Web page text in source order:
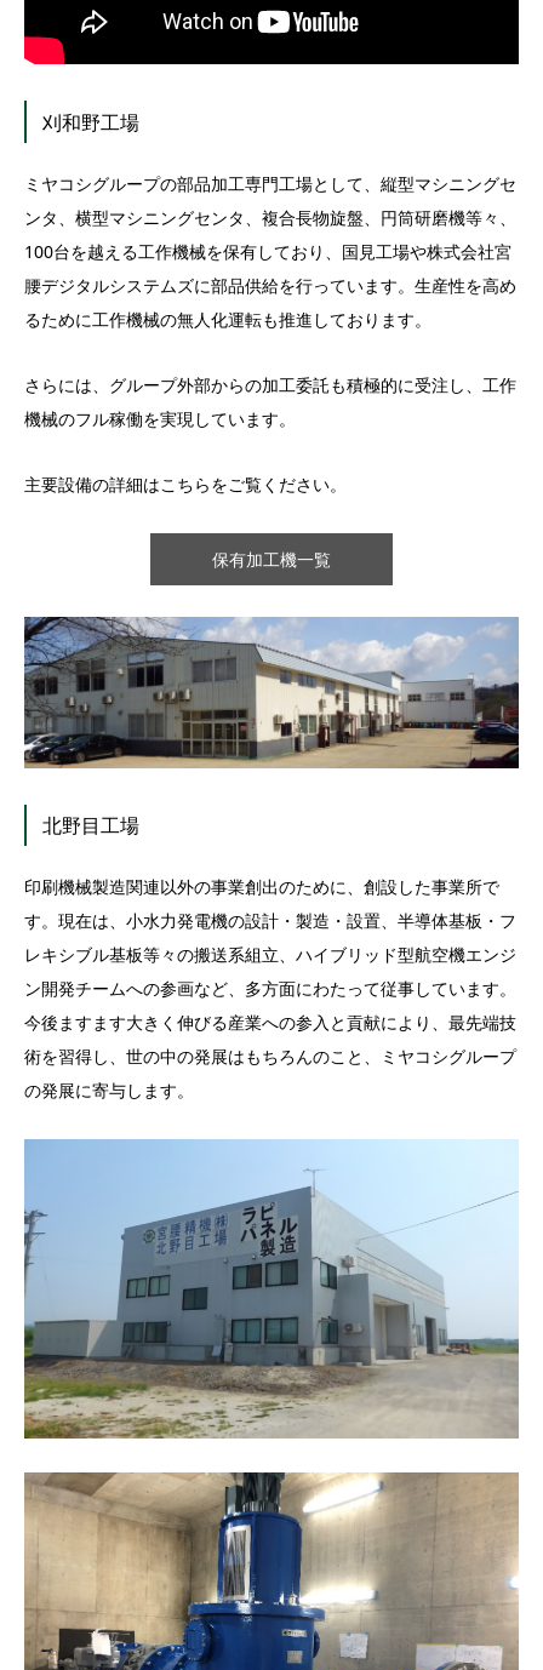
刈和野工場
ミヤコシグループの部品加工専門工場として、縦型マシニングセ
ンタ、横型マシニングセンタ、複合長物旋盤、円筒研磨機等々、
100台を越える工作機械を保有しており、国見工場や株式会社宮
腰デジタルシステムズに部品供給を行っています。生産性を高め
るために工作機械の無人化運転も推進しております。
さらには、グループ外部からの加工委託も積極的に受注し、工作
機械のフル稼働を実現しています。
主要設備の詳細はこちらをご覧ください。
保有加工機一覧
北野目工場
印刷機械製造関連以外の事業創出のために、創設した事業所で
す。現在は、小水力発電機の設計・製造・設置、半導体基板・フ
レキシブル基板等々の搬送系組立、ハイブリッド型航空機エンジ
ン開発チームへの参画など、多方面にわたって従事しています。
今後ますます大きく伸びる産業への参入と貢献により、最先端技
術を習得し、世の中の発展はもちろんのこと、ミヤコシグループ
の発展に寄与します。